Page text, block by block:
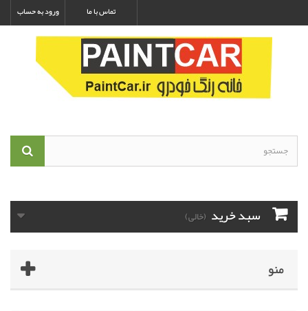
ورود به حساب تماس با ما
سبد خرید (خالی)
منو